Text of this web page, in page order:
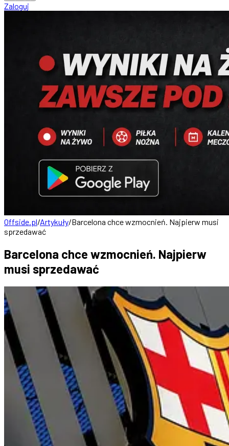
Zaloguj
Offside.pl/Artykuły/Barcelona chce wzmocnień. Najpierw musi
sprzedawać
Barcelona chce wzmocnień. Najpierw
musi sprzedawać